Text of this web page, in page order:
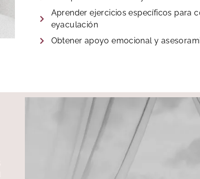
Aprender ejercicios específicos para
eyaculación
Obtener apoyo emocional y